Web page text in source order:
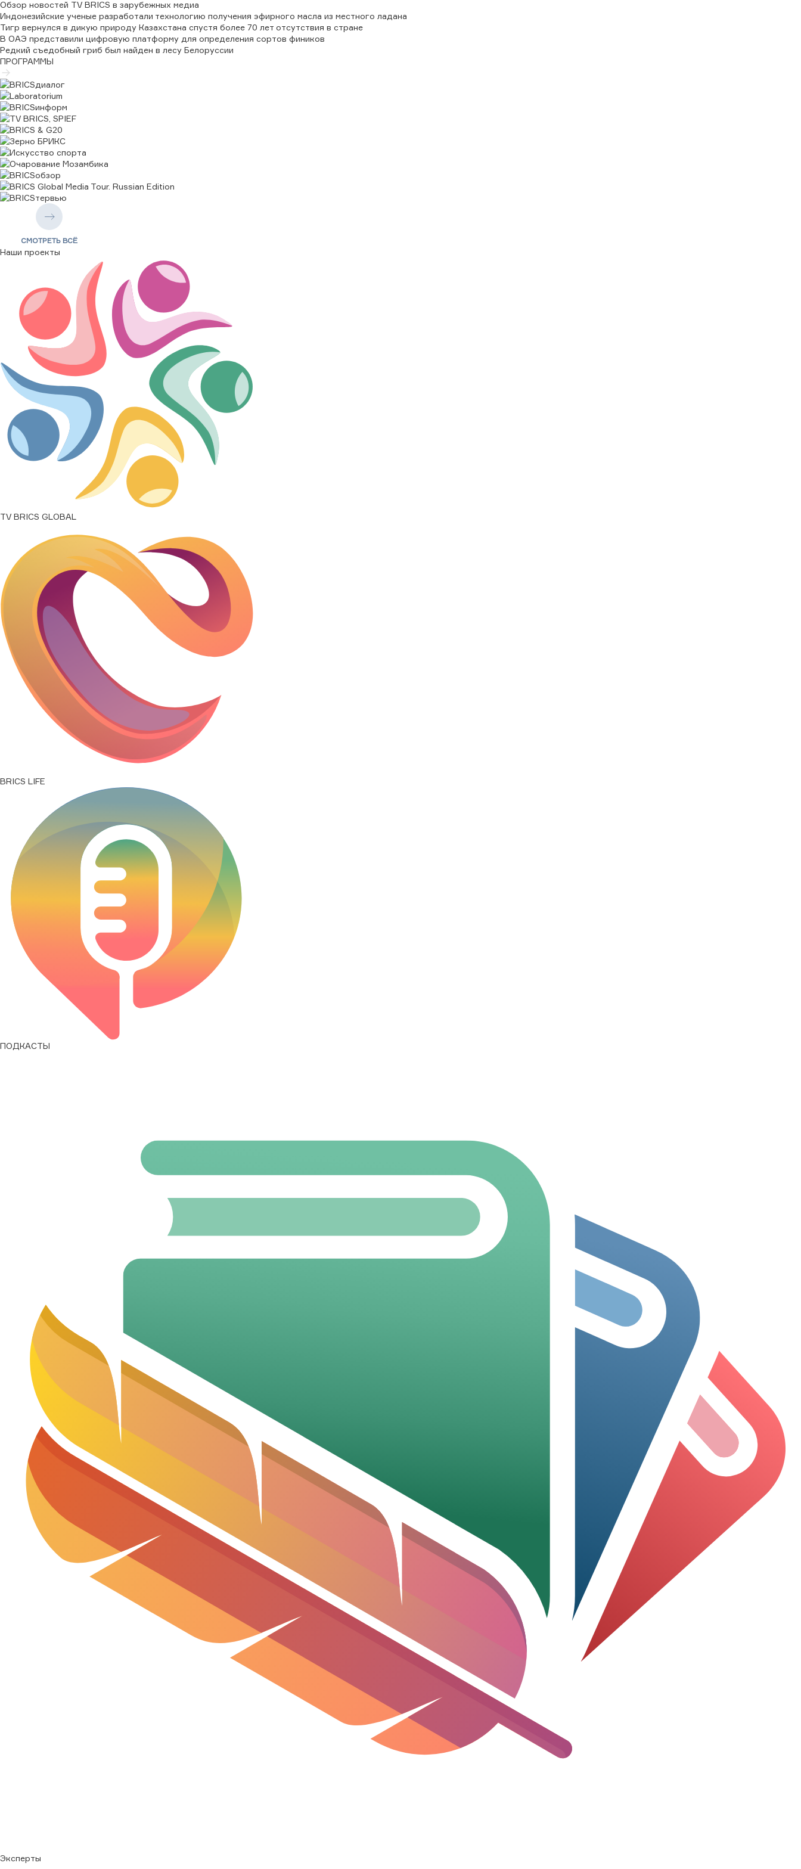
↑0,0000
CNY/RUB
12,1655
↑ 0,0000
EGP/RUB
1,6503
↑0,0000
IRR/RUB
0,0001
↑0,0000
AED/RUB
22,3735
↑0,0000
SAR/RUB
21,9111
↑0,0000
ETB/RUB
0,5136
USD/RUB
82,1665
↑0,0000
BRL/RUB
16,1067
0,0000
INR/RUB
0,0000
ZAR/RUB
5,0343
0,0000
CNY/RUB
12,1655
0,0000
EGP/RUB
1,6503
0,0000
22,3735
SAR/RUB
21,9111
0,0000
ETB/RUB
0,5136
↑
USD/RUB
82,1665
↑0,0000
IDR/RUB
0,0046
0,0000
Обзор новостей TV BRICS в зарубежных медиа
Индонезийские ученые разработали технологию получения эфирного масла из местного ладана
Тигр вернулся в дикую природу Казахстана спустя более 70 лет отсутствия в стране
В ОАЭ представили цифровую платформу для определения сортов фиников
Редкий съедобный гриб был найден в лесу Белоруссии
ПРОГРАММЫ
СМОТРЕТЬ ВСЁ
Наши проекты
TV BRICS GLOBAL
BRICS LIFE
ПОДКАСТЫ
Эксперты